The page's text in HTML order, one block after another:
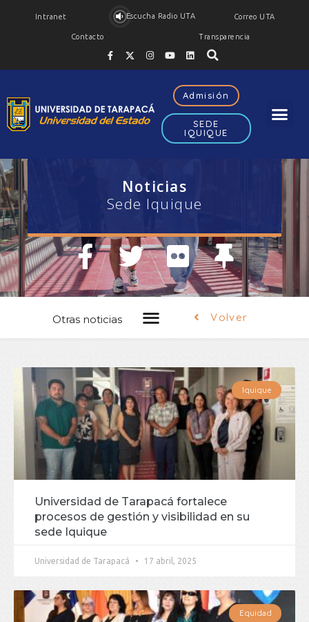
Intranet Escucha Radio UTA Correo UTA
Contacto Transparencia
Admisión
SEDE
IQUIQUE
Noticias
Sede Iquique
Otras noticias Volver
Iquique
Universidad de Tarapacá fortalece
procesos de gestión y visibilidad en su
sede Iquique
Universidad de Tarapacá 17 abril, 2025
Equidad